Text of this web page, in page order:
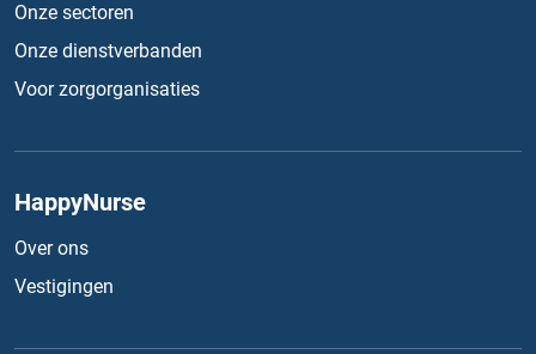
Onze sectoren
Onze dienstverbanden
Voor zorgorganisaties
HappyNurse
Over ons
Vestigingen